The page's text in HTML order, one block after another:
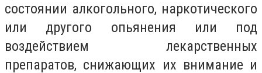
состоянии алкогольного, наркотического
или другого опьянения или под
воздействием лекарственных
препаратов, снижающих их внимание и